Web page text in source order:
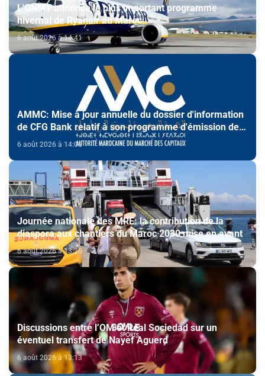
L'ONMT annonce le plus important programme
hivernal de Ryanair au Maroc
6 août 2026 à 14:41
AMMC: Mise à jour annuelle du dossier d'information
de CFG Bank relatif à son programme d'émission de
certificats de dépôt
6 août 2026 à 14:08
Journée nationale des MRE: la contribution de la
diaspora aux chantiers du Maroc 2030 mise en avant
6 août 2026 à 13:26
Discussions entre l’OM et Real Sociedad sur un
éventuel transfert de Nayef Aguerd
6 août 2026 à 13:13